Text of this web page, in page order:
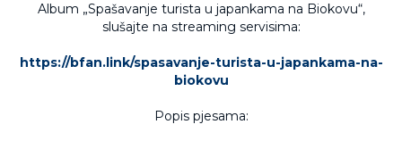
Album „Spašavanje turista u japankama na Biokovu“,
slušajte na streaming servisima:
https://bfan.link/spasavanje-turista-u-japankama-na-
biokovu
Popis pjesama: